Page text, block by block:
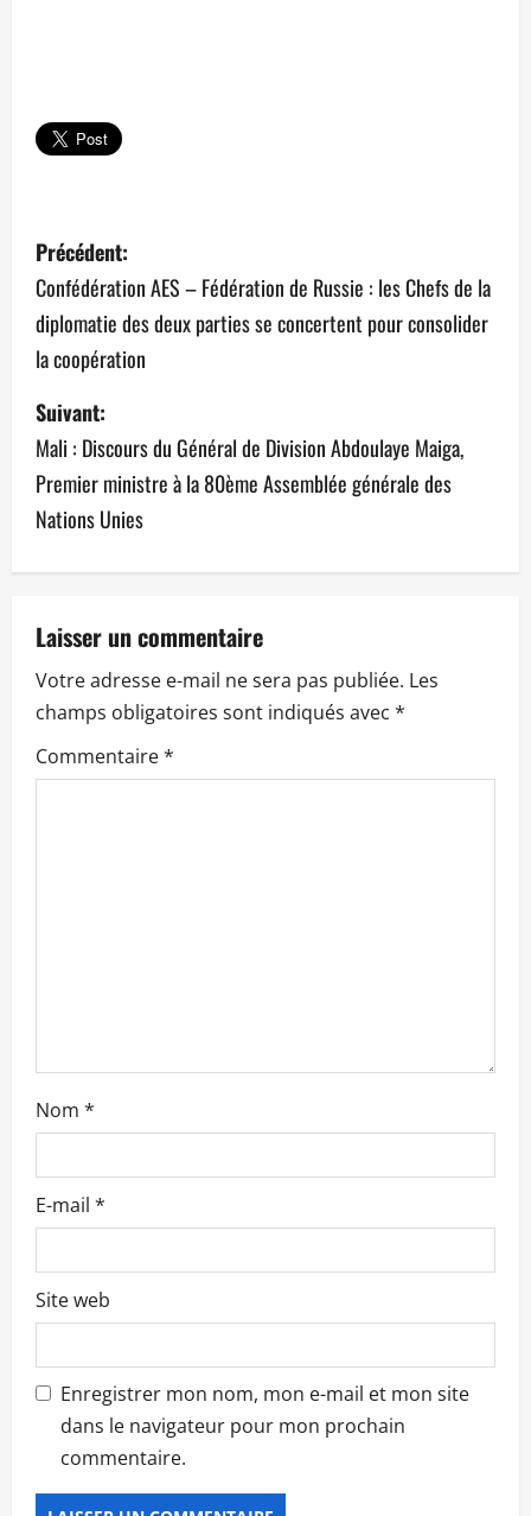
N
a
v
i
g
a
t
i
o
n
d
’
l
e
Précédent:
Confédération AES – Fédération de Russie : les Chefs de la
diplomatie des deux parties se concertent pour consolider
la coopération
Suivant:
Mali : Discours du Général de Division Abdoulaye Maiga,
Premier ministre à la 80ème Assemblée générale des
Nations Unies
Laisser un commentaire
Votre adresse e-mail ne sera pas publiée. Les
champs obligatoires sont indiqués avec *
Commentaire*
Nom *
E-mail *
Site web
Enregistrer mon nom, mon e-mail et mon site
dans le navigateur pour mon prochain
commentaire.